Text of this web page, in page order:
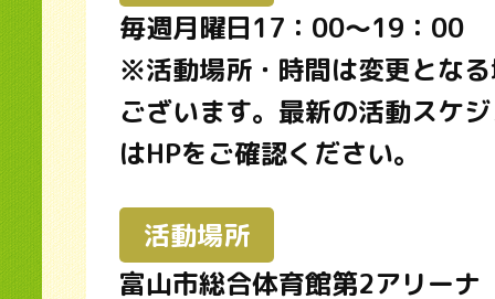
毎週月曜日17：00〜19：00
※活動場所・時間は変更とな
ございます。最新の活動スケ
はHPをご確認ください。
活動場所
富山市総合体育館第2アリーナ